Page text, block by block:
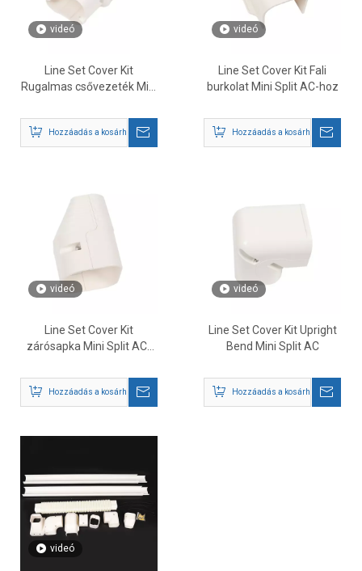
videó
Line Set Cover Kit
Rugalmas csővezeték Mini
Hozzáadás a kosárhoz
videó
Line Set Cover Kit Fali
burkolat Mini Split AC-hoz
Hozzáadás a kosárhoz
videó
Line Set Cover Kit
zárósapka Mini Split AC-
Hozzáadás a kosárhoz
videó
Line Set Cover Kit Upright
Bend Mini Split AC
Hozzáadás a kosárhoz
videó